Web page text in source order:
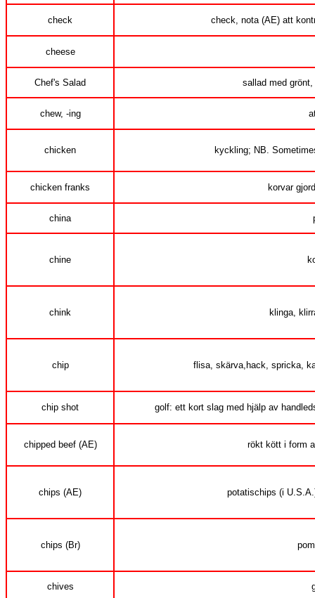
check check, nota (AE) att
cheese
Chef's Salad sallad med
chew, -ing
chicken kyckling; NB.
chicken franks korvar
china
chine
chink klinga,
chip flisa, skärva,hack, spricka,
chip shot golf: ett kort slag med hjälp av
chipped beef (AE) rökt kött i form
chips (AE) potatischips (i
chips (Br)
chives